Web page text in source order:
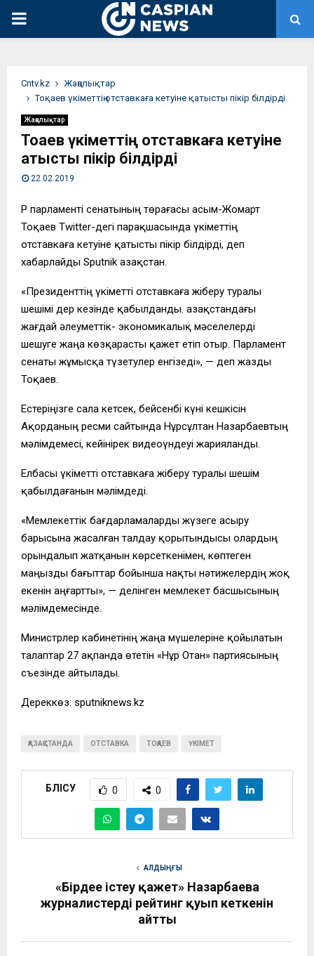
PRIMARY
Сntv.kz
Жаңалықтар
Тоқаев үкіметтің отставкаға кетуіне қатысты пікір білдірді
Жаңалықтар
Тоқаев үкіметтің отставкаға кетуіне
қатысты пікір білдірді
22.02.2019
ҚР парламенті сенатының төрағасы Қасым-Жомарт
Тоқаев Twitter-дегі парақшасында үкіметтің
отставкаға кетуіне қатысты пікір білдірді, деп
хабарлайды Sputnik Қазақстан.
«Президенттің үкіметті отставкаға жіберу туралы
шешімі дер кезінде қабылданды. Қазақстандағы
жағдай әлеуметтік- экономикалық мәселелерді
шешуге жаңа көзқарасты қажет етіп отыр. Парламент
сенаты жұмысқа түзетулер енгізеді», — деп жазды
Тоқаев.
Естеріңізге сала кетсек, бейсенбі күні кешкісін
Ақорданың ресми сайтында Нұрсұлтан Назарбаевтың
мәлімдемесі, кейінірек видеоүндеуі жарияланды.
Елбасы үкіметті отставкаға жіберу туралы шешім
қабылдағанын мәлімдеді.
«Мемлекеттік бағдарламаларды жүзеге асыру
барысына жасалған талдау қорытындысы олардың
орындалып жатқанын көрсеткенімен, көптеген
маңызды бағыттар бойынша нақты нәтижелердің жоқ
екенін аңғартты», — делінген мемлекет басшысының
мәлімдемесінде.
Министрлер кабинетінің жаңа мүшелеріне қойылатын
талаптар 27 ақпанда өтетін «Нұр Отан» партиясының
съезінде айтылады.
Дереккөз: sputniknews.kz
ҚАЗАҚСТАНДА ОТСТАВКА ТОҚАЕВ ҮКІМЕТ
БӨЛІСУ 0 0
АЛДЫҢҒЫ
«Бірдеңе істеу қажет» Назарбаева
журналистердің рейтинг қуып кеткенін
айтты